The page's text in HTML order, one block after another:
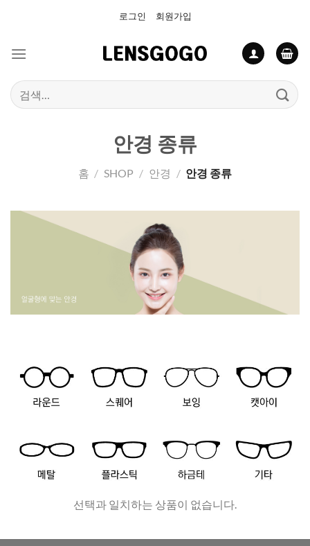
로그인 회원가입
검
색:
안경 종류
홈 / SHOP / 안경 / 안경 종류
선택과 일치하는 상품이 없습니다.